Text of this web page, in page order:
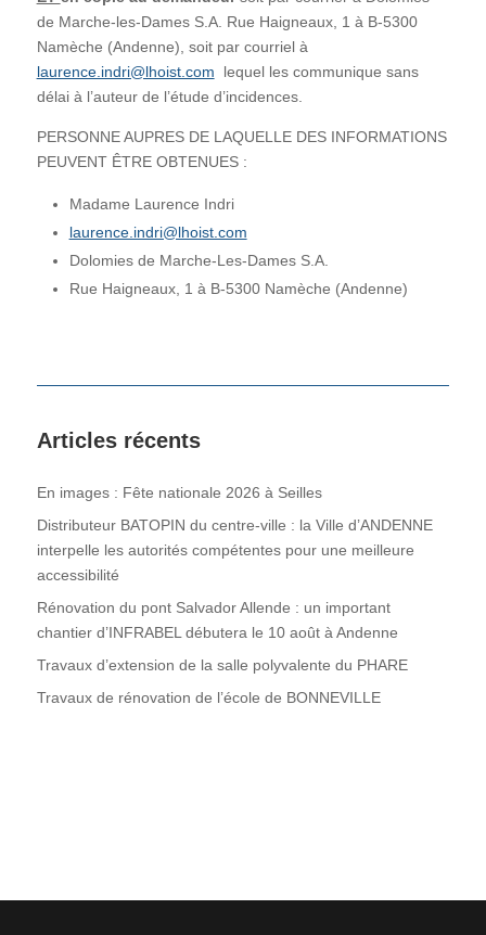
de Marche-les-Dames S.A. Rue Haigneaux, 1 à B-5300
Namèche (Andenne), soit par courriel à
laurence.indri@lhoist.com lequel les communique sans
délai à l’auteur de l’étude d’incidences.
PERSONNE AUPRES DE LAQUELLE DES INFORMATIONS
PEUVENT ÊTRE OBTENUES :
Madame Laurence Indri
laurence.indri@lhoist.com
Dolomies de Marche-Les-Dames S.A.
Rue Haigneaux, 1 à B-5300 Namèche (Andenne)
Articles récents
En images : Fête nationale 2026 à Seilles
Distributeur BATOPIN du centre-ville : la Ville d’ANDENNE
interpelle les autorités compétentes pour une meilleure
accessibilité
Rénovation du pont Salvador Allende : un important
chantier d’INFRABEL débutera le 10 août à Andenne
Travaux d’extension de la salle polyvalente du PHARE
Travaux de rénovation de l’école de BONNEVILLE